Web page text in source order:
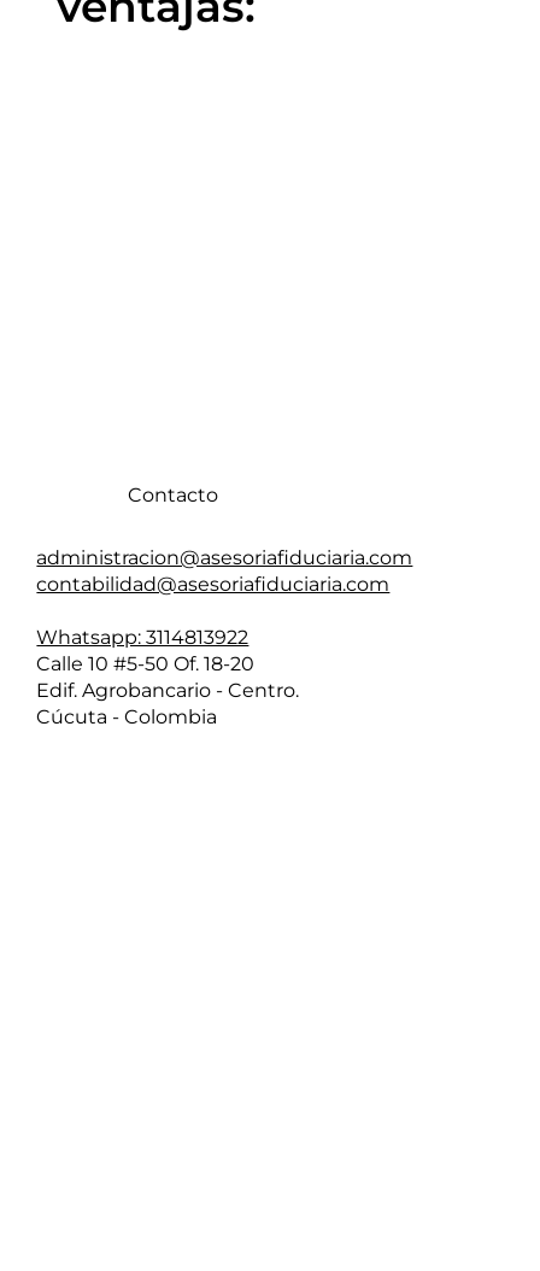
Contacto
administracion@asesoriafiduciaria.com
contabilidad@asesoriafiduciaria.com
Whatsapp: 3114813922
Calle 10 #5-50 Of. 18-20
Edif. Agrobancario - Centro.
Cúcuta - Colombia